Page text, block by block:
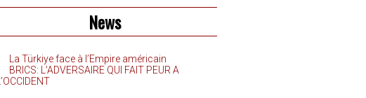
News
La Türkiye face à l’Empire américain
BRICS: L’ADVERSAIRE QUI FAIT PEUR A
L’OCCIDENT